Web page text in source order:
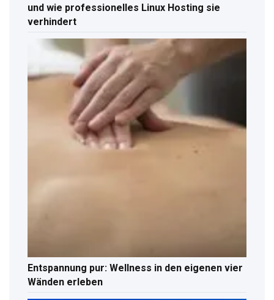
und wie professionelles Linux Hosting sie
verhindert
Entspannung pur: Wellness in den eigenen vier
Wänden erleben